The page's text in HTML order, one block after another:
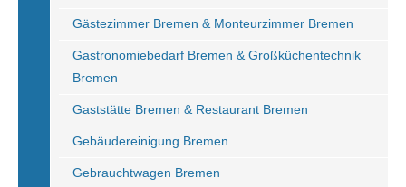
Gästezimmer Bremen & Monteurzimmer Bremen
Gastronomiebedarf Bremen & Großküchentechnik
Bremen
Gaststätte Bremen & Restaurant Bremen
Gebäudereinigung Bremen
Gebrauchtwagen Bremen